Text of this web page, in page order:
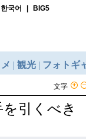
文字
引くべき